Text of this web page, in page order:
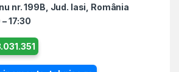
nr. 199B, Jud. Iasi, România
17:30